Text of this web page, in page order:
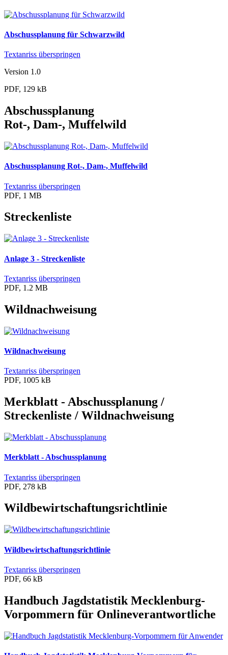
Abschussplanung für Schwarzwild
Textanriss überspringen
Version 1.0
PDF, 129 kB
Abschussplanung
Rot-, Dam-, Muffelwild
Abschussplanung Rot-, Dam-, Muffelwild
Textanriss überspringen
PDF, 1 MB
Streckenliste
Anlage 3 - Streckenliste
Textanriss überspringen
PDF, 1.2 MB
Wildnachweisung
Wildnachweisung
Textanriss überspringen
PDF, 1005 kB
Merkblatt - Abschussplanung /
Streckenliste / Wildnachweisung
Merkblatt - Abschussplanung
Textanriss überspringen
PDF, 278 kB
Wildbewirtschaftungsrichtlinie
Wildbewirtschaftungsrichtlinie
Textanriss überspringen
PDF, 66 kB
Handbuch Jagdstatistik Mecklenburg-
Vorpommern für Onlineverantwortliche